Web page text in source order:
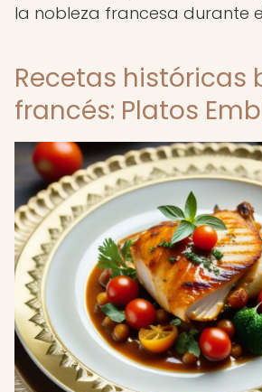
la nobleza francesa durante
Recetas históricas
francés: Platos